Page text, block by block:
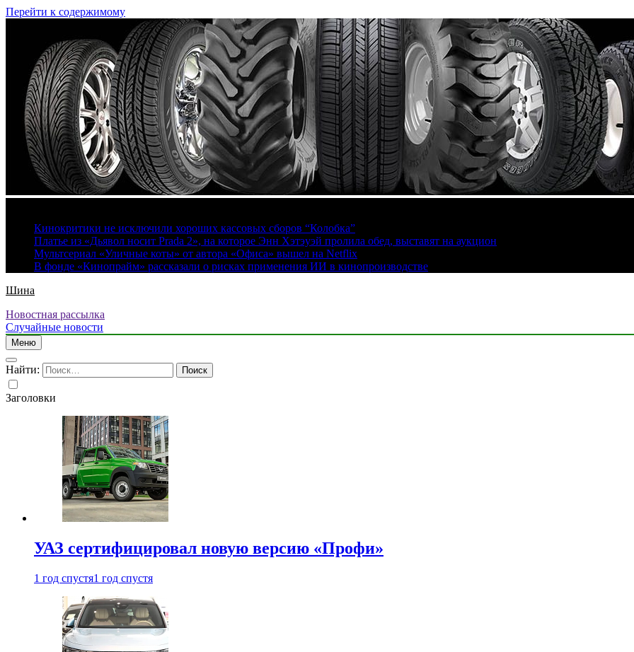
Перейти к содержимому
Кинокритики не исключили хороших кассовых сборов “Колобка”
Платье из «Дьявол носит Prada 2», на которое Энн Хэтэуэй пролила обед, выставят на аукцион
Мультсериал «Уличные коты» от автора «Офиса» вышел на Netflix
В фонде «Кинопрайм» рассказали о рисках применения ИИ в кинопроизводстве
Шина
Новостная рассылка
Случайные новости
Меню
Найти:
Заголовки
УАЗ сертифицировал новую версию «Профи»
1 год спустя1 год спустя